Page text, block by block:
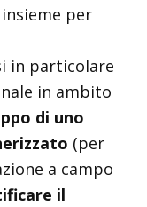
per
in particolare
in ambito
di uno
(per
a campo
il